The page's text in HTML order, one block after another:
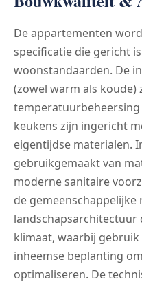
De appartementen
specificatie die gericht
woonstandaarden. De
(zowel warm als koude)
temperatuurbeheersing
keukens zijn ingericht
eigentijdse materialen.
gebruikgemaakt van
moderne sanitaire
de
klimaat, waarbij
inheemse beplanting
optimaliseren. De